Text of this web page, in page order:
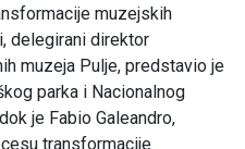
muzejskih
delegirani direktor
muzeja Pulje, predstavio je
parka i Nacionalnog
je Fabio Galeandro,
transformacije